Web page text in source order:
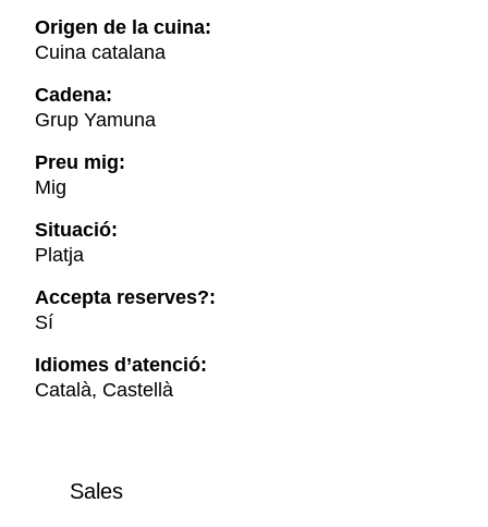
Origen de la cuina:
Cuina catalana
Cadena:
Grup Yamuna
Preu mig:
Mig
Situació:
Platja
Accepta reserves?:
Sí
Idiomes d’atenció:
Català, Castellà
Sales